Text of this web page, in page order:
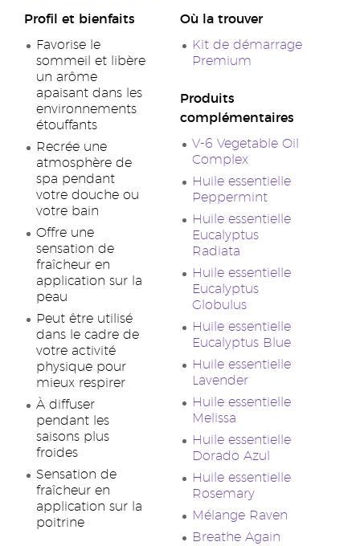
Profil et bienfaits
Favorise le
sommeil et libère
un arôme
apaisant dans les
environnements
étouffants
Recrée une
atmosphère de
spa pendant
votre douche ou
votre bain
Offre une
sensation de
fraîcheur en
application sur la
peau
Peut être utilisé
dans le cadre de
votre activité
physique pour
mieux respirer
À diffuser
pendant les
saisons plus
froides
Sensation de
fraîcheur en
application sur la
poitrine
Où la trouver
Kit de démarrage
Premium
Produits
complémentaires
V-6 Vegetable Oil
Complex
Huile essentielle
Peppermint
Huile essentielle
Eucalyptus
Radiata
Huile essentielle
Eucalyptus
Globulus
Huile essentielle
Eucalyptus Blue
Huile essentielle
Lavender
Huile essentielle
Melissa
Huile essentielle
Dorado Azul
Huile essentielle
Rosemary
Mélange Raven
Breathe Again